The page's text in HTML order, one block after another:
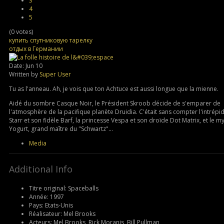
4
5
(0 votes)
купить спутниковую тарелку
отдых в Германии
Date: Jun 10
Written by Super User
Tu as l'anneau. Ah, je vois que ton Achtuce est aussi longue que la mienne.
Aidé du sombre Casque Noir, le Président Skroob décide de s'emparer de
l'atmosphère de la pacifique planète Druidia. C'était sans compter
Starr et son fidèle Barf, la princesse Vespa et son droïde Dot Matrix, et le
Yogurt, grand maître du "Schwartz"...
Media
Additional Info
Titre original: Spaceballs
Année: 1997
Pays: Etats-Unis
Réalisateur: Mel Brooks
Acteurs: Mel Brooks, Rick Moranis, Bill Pullman